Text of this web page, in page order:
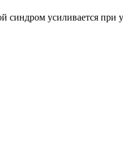
усиливается при